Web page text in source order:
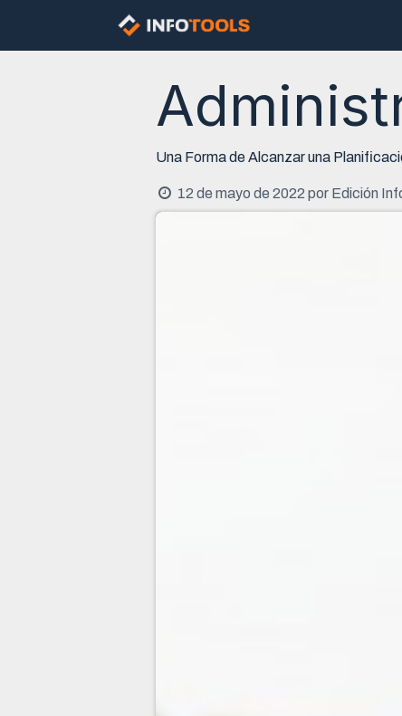
Una Forma de Alcanzar una
12 de mayo de 2022 por Edición